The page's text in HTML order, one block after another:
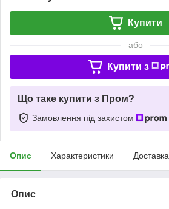
Купити
або
Купити з
Що таке купити з Пром?
Замовлення під захистом
Опис Характеристики Доставка
Опис